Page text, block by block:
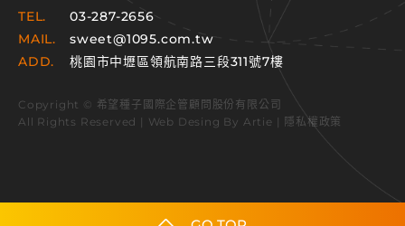
TEL.
03-287-2656
MAIL.
sweet@1095.com.tw
ADD.
桃園市中壢區領航南路三段311號7樓
Copyright © 希望種子國際企管顧問股份有限公司
All Rights Reserved | Web Desing By Artie | 隱私權政策